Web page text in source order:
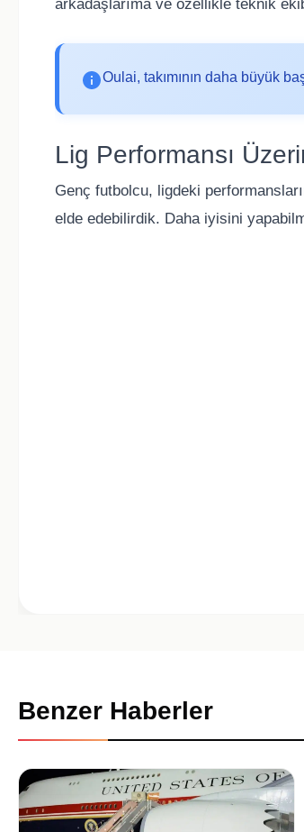
arkadaşlarıma ve özellikle teknik
Oulai, takımının daha büyük
Lig Performansı
Genç futbolcu, ligdeki
elde edebilirdik. Daha iyisini
Benzer Haberler